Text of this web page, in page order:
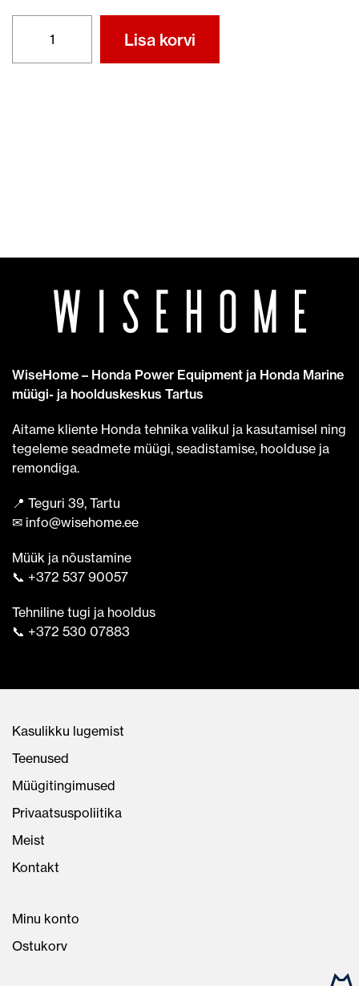
72531-
Lisa korvi
WiseHome – Honda Power Equipment ja Honda Marine
müügi- ja hoolduskeskus Tartus
Aitame kliente Honda tehnika valikul ja kasutamisel ning
tegeleme seadmete müügi, seadistamise, hoolduse ja
remondiga.
📍 Teguri 39, Tartu
✉ info@wisehome.ee
Müük ja nõustamine
📞 +372 537 90057
Tehniline tugi ja hooldus
📞 +372 530 07883
Kasulikku lugemist
Teenused
Müügitingimused
Privaatsuspoliitika
Meist
Kontakt
Minu konto
Ostukorv